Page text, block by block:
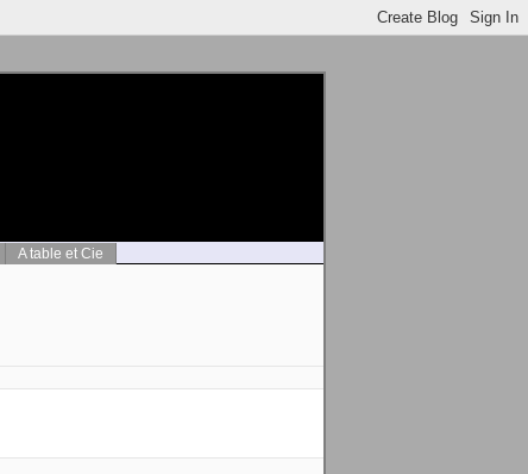
A table et Cie